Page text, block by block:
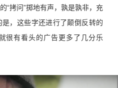
“拷问”掷地有声，孰是孰非，充
，这些字还进行了颠倒反转的
很有看头的广告更多了几分乐